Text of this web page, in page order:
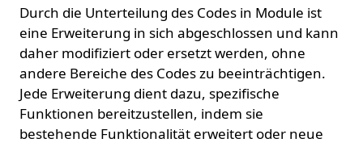
Durch die Unterteilung des Codes in Module ist
eine Erweiterung in sich abgeschlossen und kann
daher modifiziert oder ersetzt werden, ohne
andere Bereiche des Codes zu beeinträchtigen.
Jede Erweiterung dient dazu, spezifische
Funktionen bereitzustellen, indem sie
bestehende Funktionalität erweitert oder neue